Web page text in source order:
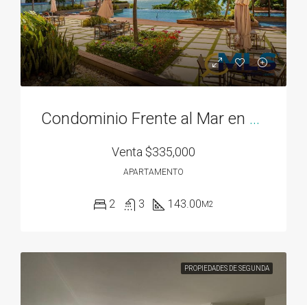
Condominio Frente al Mar en Bahía Gorgona
Venta $335,000
APARTAMENTO
2 3 143.00M2
PROPIEDADES DE SEGUNDA